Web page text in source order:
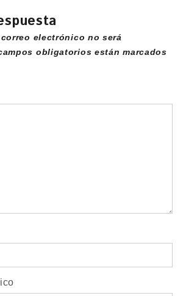
electrónico no será
obligatorios están marcados